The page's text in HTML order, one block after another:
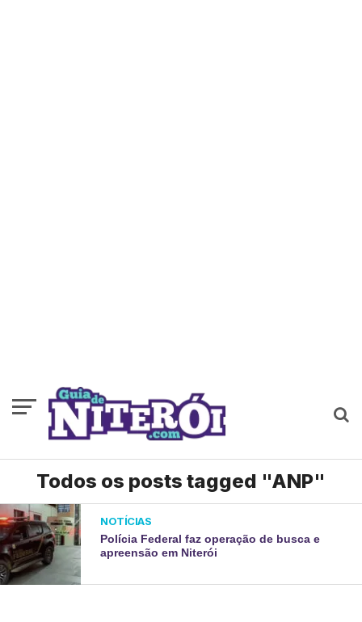
Todos os posts tagged "ANP"
NOTÍCIAS
Polícia Federal faz operação de busca e
apreensão em Niterói